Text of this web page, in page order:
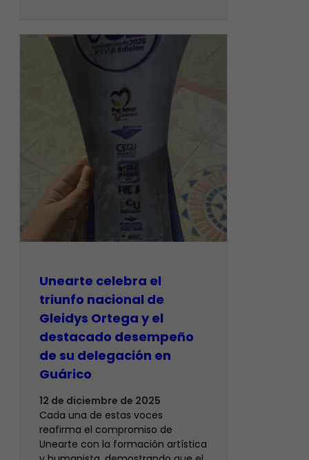
Unearte celebra el
triunfo nacional de
Gleidys Ortega y el
destacado desempeño
de su delegación en
Guárico
12 de diciembre de 2025
Cada una de estas voces
reafirma el compromiso de
Unearte con la formación artística